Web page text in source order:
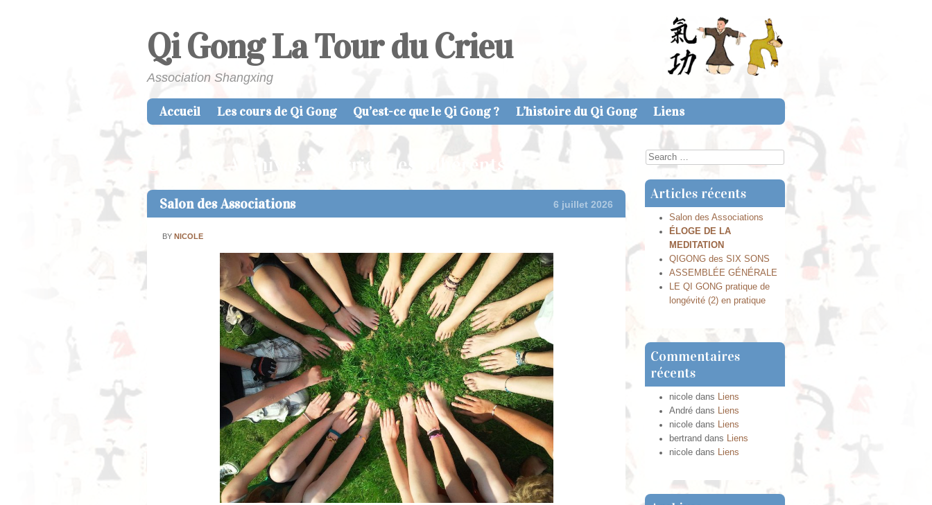
Qi Gong La Tour du Crieu
Association Shangxing
Menu
Skip to content
Accueil Les cours de Qi Gong Qu’est-ce que le Qi Gong ? L’histoire du Qi Gong Liens
Category Archives:Courrier des adhérents
Salon des Associations 6 juillet 2026
BYNICOLE
Search
Articles récents
Salon des Associations
ÉLOGE DE LA
MEDITATION
QIGONG des SIX SONS
ASSEMBLÉE GÉNÉRALE
LE QI GONG pratique de
longévité (2) en pratique
Commentaires
récents
nicoledans Liens
Andrédans Liens
nicoledans Liens
bertrand dans Liens
nicoledans Liens